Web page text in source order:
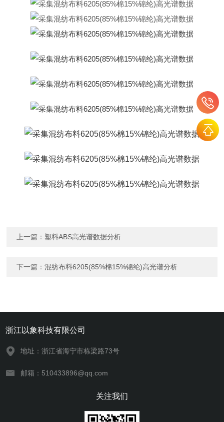
上一篇： 塑料ABS高光谱数据分析
下一篇：混纺布料6205(85%棉15%锦纶)高光谱分析
浙江以象科技有限公司
地址：浙江省海宁市栋梁路73号
邮箱：510433896@qq.com
关注我们